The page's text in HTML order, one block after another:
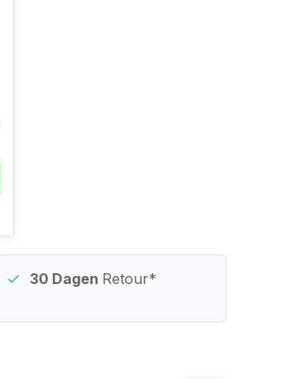
30 Dagen Retour*